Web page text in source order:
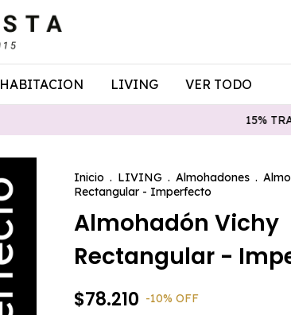
HABITACION LIVING VER TODO
15% TRANSFERENCIA
Inicio . LIVING . Almohadones .
Rectangular - Imperfecto
Almohadón Vichy
Rectangular -
$78.210 -10% OFF